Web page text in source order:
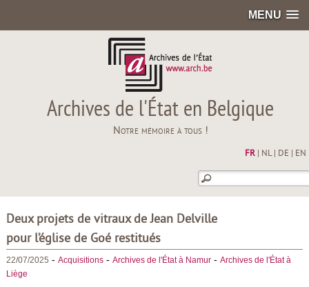
MENU
Archives de l'État en Belgique
Notre mémoire à tous !
FR| NL| DE EN
Deux projets de vitraux de Jean Delville
pour l’église de Goé restitués
22/07/2025 - Acquisitions- Archives de l'État à Namur- Archives de l'État à
Liège